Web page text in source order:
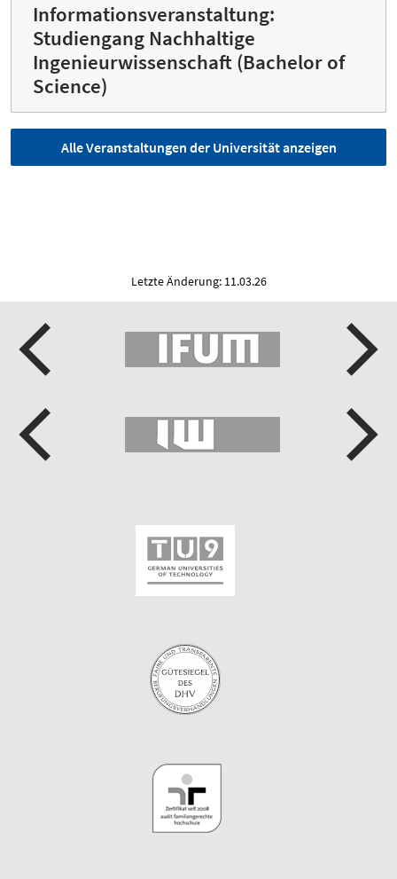
Informationsveranstaltung:
Studiengang Nachhaltige
Ingenieurwissenschaft (Bachelor of
Science)
Alle Veranstaltungen der Universität anzeigen
Letzte Änderung: 11.03.26